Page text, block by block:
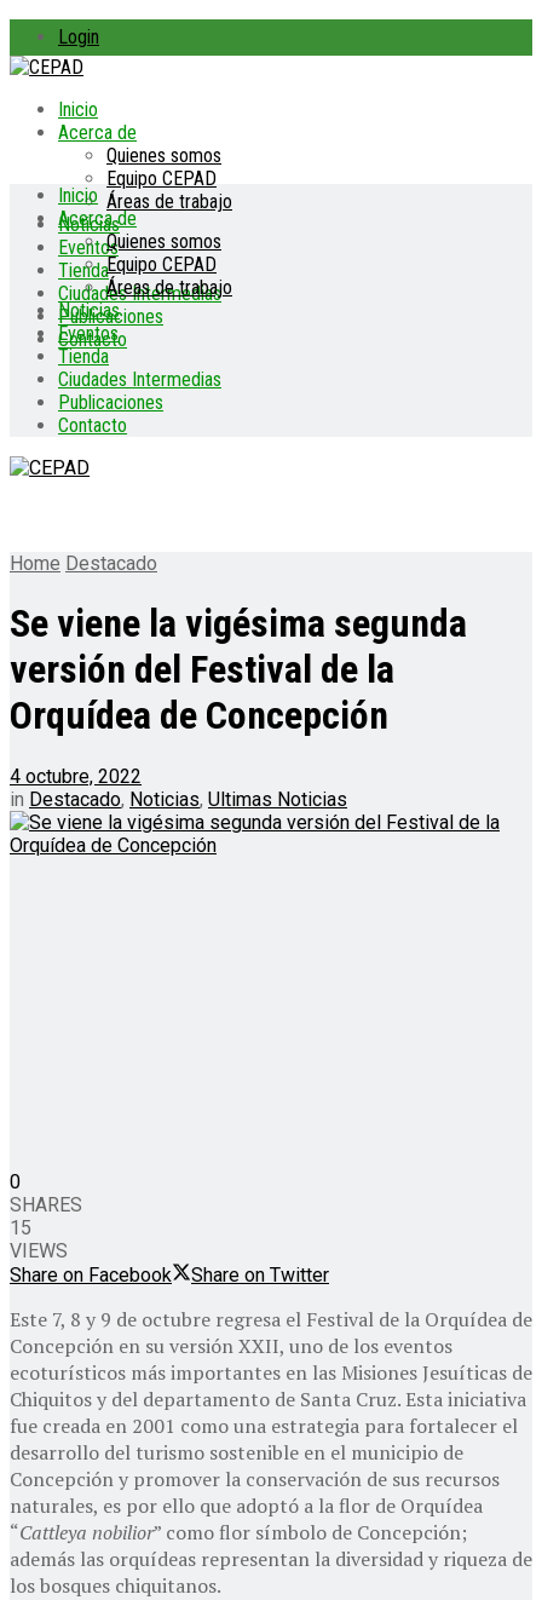
Login
Inicio
Acerca de
Quienes somos
Equipo CEPAD
Áreas de trabajo
Noticias
Eventos
Tienda
Ciudades Intermedias
Publicaciones
Contacto
Inicio
Acerca de
Quienes somos
Equipo CEPAD
Áreas de trabajo
Noticias
Eventos
Tienda
Ciudades Intermedias
Publicaciones
Contacto
Home Destacado
Se viene la vigésima segunda
versión del Festival de la
Orquídea de Concepción
4 octubre, 2022
in Destacado, Noticias, Ultimas Noticias
0
SHARES
15
VIEWS
Share on Facebook
Share on Twitter
Este 7, 8 y 9 de octubre regresa el Festival de la Orquídea de
Concepción en su versión XXII, uno de los eventos
ecoturísticos más importantes en las Misiones Jesuíticas de
Chiquitos y del departamento de Santa Cruz. Esta iniciativa
fue creada en 2001 como una estrategia para fortalecer el
desarrollo del turismo sostenible en el municipio de
Concepción y promover la conservación de sus recursos
naturales, es por ello que adoptó a la flor de Orquídea
“Cattleya nobilior” como flor símbolo de Concepción;
además las orquídeas representan la diversidad y riqueza de
los bosques chiquitanos.